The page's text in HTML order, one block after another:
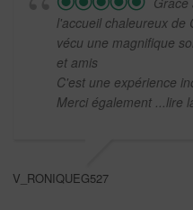
l'accueil chaleureux de
vécu une magnifique
et amis
C'est une expérience
Merci également ...lire
V_RONIQUEG527